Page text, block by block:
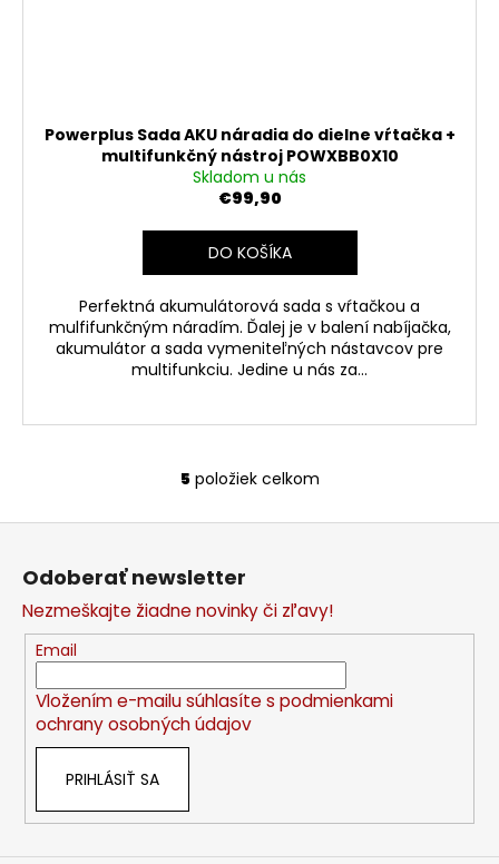
Powerplus Sada AKU náradia do dielne vŕtačka +
multifunkčný nástroj POWXBB0X10
Skladom u nás
€99,90
DO KOŠÍKA
Perfektná akumulátorová sada s vŕtačkou a
mulfifunkčným náradím. Ďalej je v balení nabíjačka,
akumulátor a sada vymeniteľných nástavcov pre
multifunkciu. Jedine u nás za...
O
v
a
c
i
e
p
r
v
ý
5položiek celkom
Z
Odoberať newsletter
Nezmeškajte žiadne novinky či zľavy!
Email
Vložením e-mailu súhlasíte s podmienkami
ochrany osobných údajov
PRIHLÁSIŤ SA